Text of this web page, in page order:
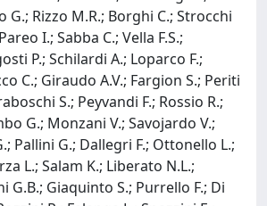
G.; Rizzo M.R.; Borghi C.; Strocchi
I.; Sabba C.; Vella F.S.;
P.; Schilardi A.; Loparco F.;
C.; Giraudo A.V.; Fargion S.; Periti
S.; Peyvandi F.; Rossio R.;
G.; Monzani V.; Savojardo V.;
Pallini G.; Dallegri F.; Ottonello L.;
L.; Salam K.; Liberato N.L.;
G.B.; Giaquinto S.; Purrello F.; Di